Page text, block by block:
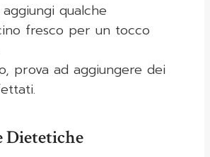
qualche
fresco per un tocco
prova ad aggiungere dei